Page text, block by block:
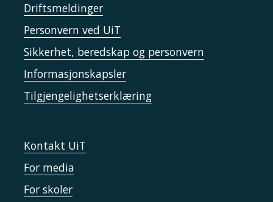
Driftsmeldinger
Personvern ved UiT
Sikkerhet, beredskap og personvern
Informasjonskapsler
Tilgjengelighetserklæring
Kontakt UiT
For media
For skoler